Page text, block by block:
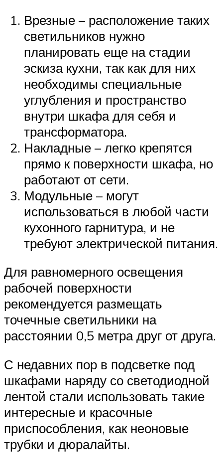
Врезные – расположение таких
светильников нужно
планировать еще на стадии
эскиза кухни, так как для них
необходимы специальные
углубления и пространство
внутри шкафа для себя и
трансформатора.
Накладные – легко крепятся
прямо к поверхности шкафа, но
работают от сети.
Модульные – могут
использоваться в любой части
кухонного гарнитура, и не
требуют электрической питания.
Для равномерного освещения
рабочей поверхности
рекомендуется размещать
точечные светильники на
расстоянии 0,5 метра друг от друга.
С недавних пор в подсветке под
шкафами наряду со светодиодной
лентой стали использовать такие
интересные и красочные
приспособления, как неоновые
трубки и дюралайты.